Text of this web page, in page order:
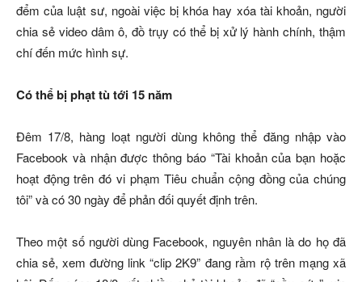
đểm của luật sư, ngoài việc bị khóa hay xóa tài khoản, người
chia sẻ video dâm ô, đồ trụy có thể bị xử lý hành chính, thậm
chí đến mức hình sự.
Có thể bị phạt tù tới 15 năm
Đêm 17/8, hàng loạt người dùng không thể đăng nhập vào
Facebook và nhận được thông báo “Tài khoản của bạn hoặc
hoạt động trên đó vi phạm Tiêu chuẩn cộng đồng của chúng
tôi” và có 30 ngày để phản đối quyết định trên.
Theo một số người dùng Facebook, nguyên nhân là do họ đã
chia sẻ, xem đường link “clip 2K9” đang rầm rộ trên mạng xã